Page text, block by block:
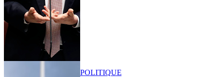
POLITIQUE